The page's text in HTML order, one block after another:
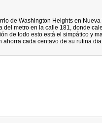
de Washington Heights en
del metro en la calle 181, donde
de todo esto está el simpático y
ahorra cada centavo de su rutina